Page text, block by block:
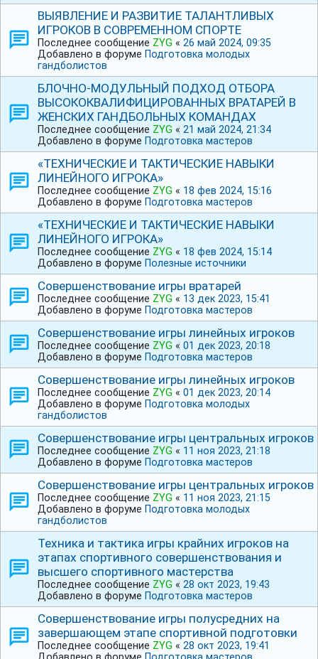
ВЫЯВЛЕНИЕ И РАЗВИТИЕ ТАЛАНТЛИВЫХ
ИГРОКОВ В СОВРЕМЕННОМ СПОРТЕ
Последнее сообщение ZYG « 26 май 2024, 09:35
Добавлено в форуме Подготовка молодых
гандболистов
БЛОЧНО-МОДУЛЬНЫЙ ПОДХОД ОТБОРА
ВЫСОКОКВАЛИФИЦИРОВАННЫХ ВРАТАРЕЙ В
ЖЕНСКИХ ГАНДБОЛЬНЫХ КОМАНДАХ
Последнее сообщение ZYG « 21 май 2024, 21:34
Добавлено в форуме Подготовка мастеров
«ТЕХНИЧЕСКИЕ И ТАКТИЧЕСКИЕ НАВЫКИ
ЛИНЕЙНОГО ИГРОКА»
Последнее сообщение ZYG « 18 фев 2024, 15:16
Добавлено в форуме Подготовка мастеров
«ТЕХНИЧЕСКИЕ И ТАКТИЧЕСКИЕ НАВЫКИ
ЛИНЕЙНОГО ИГРОКА»
Последнее сообщение ZYG « 18 фев 2024, 15:14
Добавлено в форуме Полезные источники
Совершенствование игры вратарей
Последнее сообщение ZYG « 13 дек 2023, 15:41
Добавлено в форуме Подготовка мастеров
Совершенствование игры линейных игроков
Последнее сообщение ZYG « 01 дек 2023, 20:18
Добавлено в форуме Подготовка мастеров
Совершенствование игры линейных игроков
Последнее сообщение ZYG « 01 дек 2023, 20:14
Добавлено в форуме Подготовка молодых
гандболистов
Совершенствование игры центральных игроков
Последнее сообщение ZYG « 11 ноя 2023, 21:18
Добавлено в форуме Подготовка мастеров
Совершенствование игры центральных игроков
Последнее сообщение ZYG « 11 ноя 2023, 21:15
Добавлено в форуме Подготовка молодых
гандболистов
Техника и тактика игры крайних игроков на
этапах спортивного совершенствования и
высшего спортивного мастерства
Последнее сообщение ZYG « 28 окт 2023, 19:43
Добавлено в форуме Подготовка мастеров
Совершенствование игры полусредних на
завершающем этапе спортивной подготовки
Последнее сообщение ZYG « 28 окт 2023, 19:41